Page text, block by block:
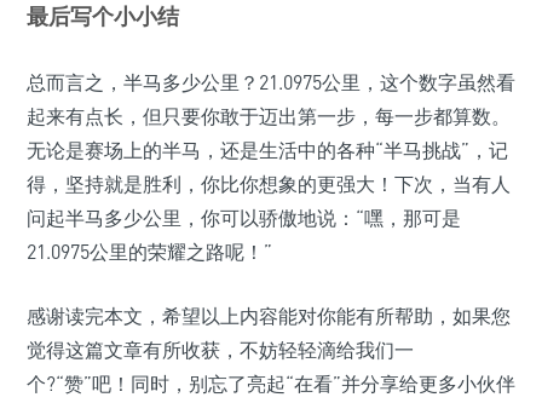
最后写个小小结
总而言之，半马多少公里？21.0975公里，这个数字虽然看
起来有点长，但只要你敢于迈出第一步，每一步都算数。
无论是赛场上的半马，还是生活中的各种“半马挑战”，记
得，坚持就是胜利，你比你想象的更强大！下次，当有人
问起半马多少公里，你可以骄傲地说：“嘿，那可是
21.0975公里的荣耀之路呢！”
感谢读完本文，希望以上内容能对你能有所帮助，如果您
觉得这篇文章有所收获，不妨轻轻滴给我们一
个?“赞”吧！同时，别忘了亮起“在看”并分享给更多小伙伴